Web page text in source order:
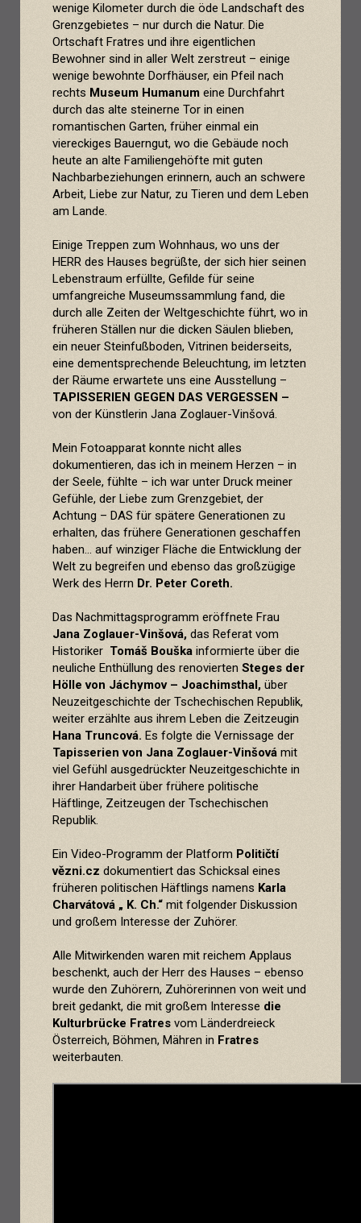
wenige Kilometer durch die öde Landschaft des
Grenzgebietes – nur durch die Natur. Die
Ortschaft Fratres und ihre eigentlichen
Bewohner sind in aller Welt zerstreut – einige
wenige bewohnte Dorfhäuser, ein Pfeil nach
rechts Museum Humanum eine Durchfahrt
durch das alte steinerne Tor in einen
romantischen Garten, früher einmal ein
viereckiges Bauerngut, wo die Gebäude noch
heute an alte Familiengehöfte mit guten
Nachbarbeziehungen erinnern, auch an schwere
Arbeit, Liebe zur Natur, zu Tieren und dem Leben
am Lande.
Einige Treppen zum Wohnhaus, wo uns der
HERR des Hauses begrüßte, der sich hier seinen
Lebenstraum erfüllte, Gefilde für seine
umfangreiche Museumssammlung fand, die
durch alle Zeiten der Weltgeschichte führt, wo in
früheren Ställen nur die dicken Säulen blieben,
ein neuer Steinfußboden, Vitrinen beiderseits,
eine dementsprechende Beleuchtung, im letzten
der Räume erwartete uns eine Ausstellung –
TAPISSERIEN GEGEN DAS VERGESSEN –
von der Künstlerin Jana Zoglauer-Vinšová.
Mein Fotoapparat konnte nicht alles
dokumentieren, das ich in meinem Herzen – in
der Seele, fühlte – ich war unter Druck meiner
Gefühle, der Liebe zum Grenzgebiet, der
Achtung – DAS für spätere Generationen zu
erhalten, das frühere Generationen geschaffen
haben... auf winziger Fläche die Entwicklung der
Welt zu begreifen und ebenso das großzügige
Werk des Herrn Dr. Peter Coreth.
Das Nachmittagsprogramm eröffnete Frau
Jana Zoglauer-Vinšová, das Referat vom
Historiker Tomáš Bouška informierte über die
neuliche Enthüllung des renovierten Steges der
Hölle von Jáchymov– Joachimsthal, über
Neuzeitgeschichte der Tschechischen Republik,
weiter erzählte aus ihrem Leben die Zeitzeugin
Hana Truncová. Es folgte die Vernissage der
Tapisserien von Jana Zoglauer-Vinšová mit
viel Gefühl ausgedrückter Neuzeitgeschichte in
ihrer Handarbeit über frühere politische
Häftlinge, Zeitzeugen der Tschechischen
Republik.
Ein Video-Programm der Platform Političtí
vězni.cz dokumentiert das Schicksal eines
früheren politischen Häftlings namens Karla
Charvátová „ K. Ch.“ mit folgender Diskussion
und großem Interesse der Zuhörer.
Alle Mitwirkenden waren mit reichem Applaus
beschenkt, auch der Herr des Hauses – ebenso
wurde den Zuhörern, Zuhörerinnen von weit und
breit gedankt, die mit großem Interesse die
Kulturbrücke Fratres vom Länderdreieck
Österreich, Böhmen, Mähren in Fratres
weiterbauten.